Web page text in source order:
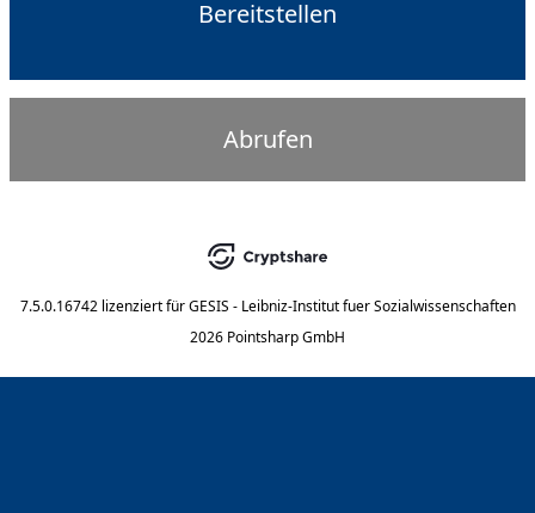
Bereitstellen
Abrufen
7.5.0.16742 lizenziert für GESIS - Leibniz-Institut fuer Sozialwissenschaften
2026 Pointsharp GmbH